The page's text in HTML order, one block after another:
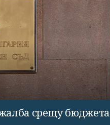
срещу бюджета